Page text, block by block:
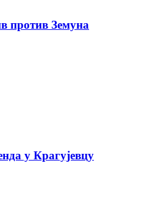
против Земуна
у Крагујевцу